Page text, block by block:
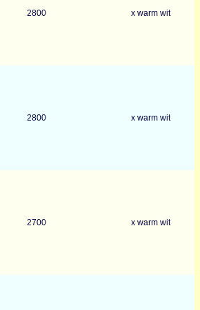
2800 x warm wit
2800 x warm wit
2700 x warm wit